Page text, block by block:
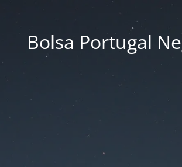
Bolsa Portugal